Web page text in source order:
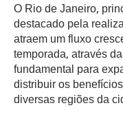
O Rio de Janeiro,
destacado pela
atraem um fluxo
temporada, através
fundamental para
distribuir os
diversas regiões da